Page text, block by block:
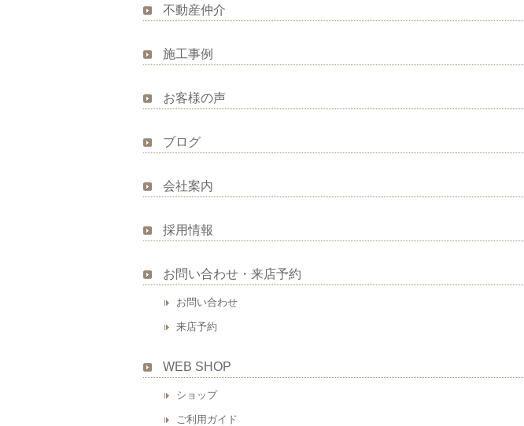
不動産仲介
施工事例
お客様の声
ブログ
会社案内
採用情報
お問い合わせ・来店予約
お問い合わせ
来店予約
WEB SHOP
ショップ
ご利用ガイド